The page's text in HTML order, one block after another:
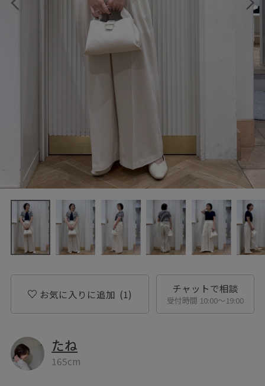
お気に入りに追加 (1) チャットで相談
受付時間 10:00〜19:00
たね
165cm